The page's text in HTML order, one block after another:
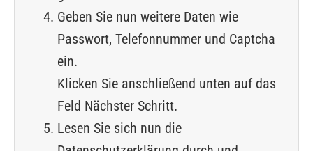
Geben Sie nun weitere Daten wie
Passwort, Telefonnummer und Captcha
ein.
Klicken Sie anschließend unten auf das
Feld Nächster Schritt.
Lesen Sie sich nun die